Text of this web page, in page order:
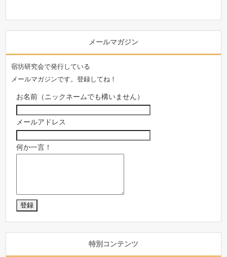
メールマガジン
宿坊研究会で発行している
メールマガジンです。登録してね！
お名前（ニックネームでも構いません）
メールアドレス
何か一言！
特別コンテンツ